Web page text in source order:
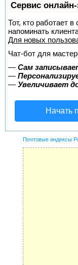
Сервис
Тот, кто работает
напоминать
Для новых
Чат-бот для
— Сам
—
— Увеличивает
Начать
Почтовые индексы